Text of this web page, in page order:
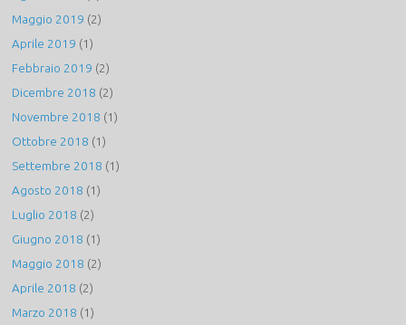
Maggio 2019 (2)
Aprile 2019 (1)
Febbraio 2019 (2)
Dicembre 2018 (2)
Novembre 2018 (1)
Ottobre 2018 (1)
Settembre 2018 (1)
Agosto 2018 (1)
Luglio 2018 (2)
Giugno 2018 (1)
Maggio 2018 (2)
Aprile 2018 (2)
Marzo 2018 (1)